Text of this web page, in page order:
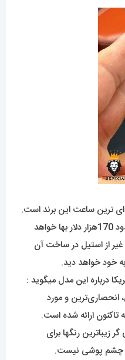
ترین ساعت این برند است.
قیمت مدل اصلی این کار چیزی حدود 170هزار دلار بها خواهد
غیر از استیل در ساخت آن
خود خواهد دید.
درباره این مدل میگوید :
انحصاری‌ترین و مورد
ارائه شده است.
زیباترین رنگها برای
چشم پوشی نیست.